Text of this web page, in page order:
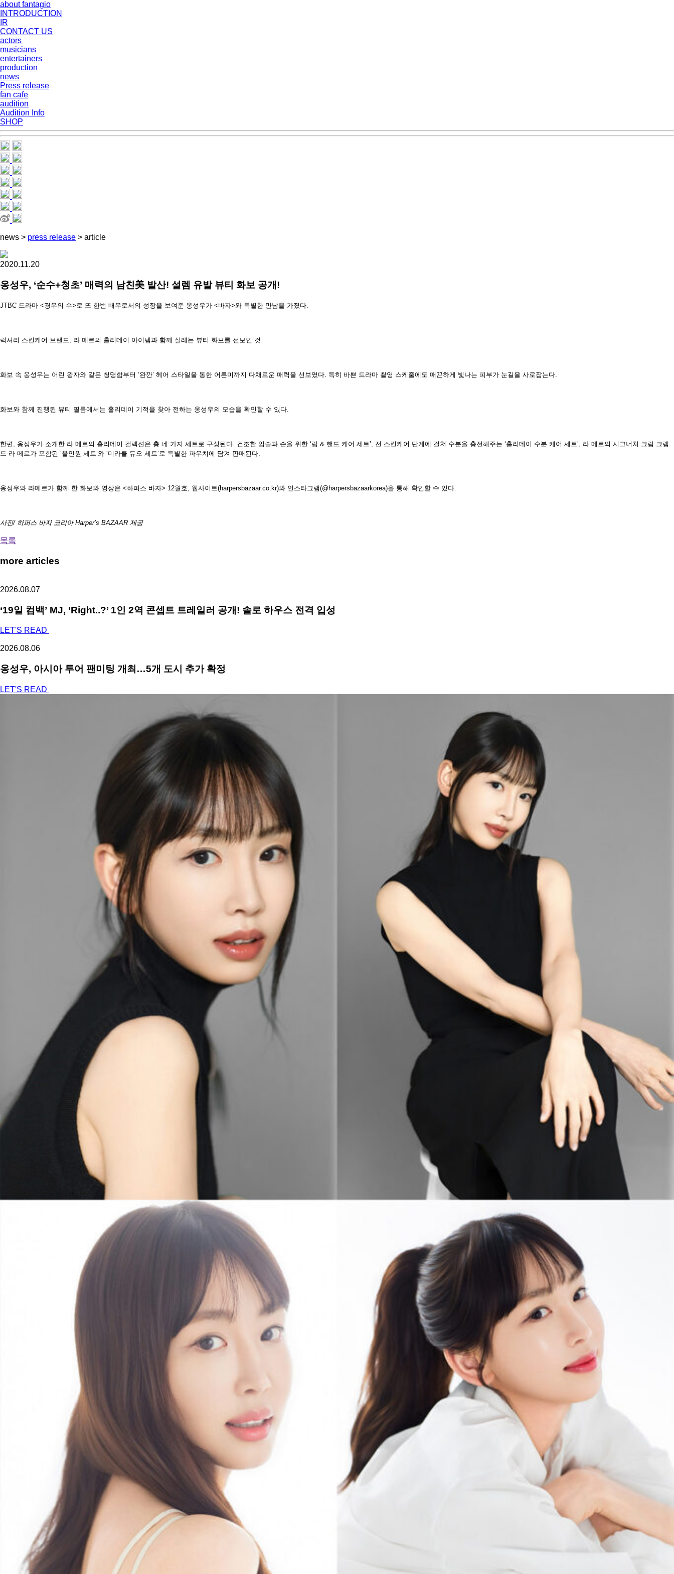
about fantagio
INTRODUCTION
IR
CONTACT US
actors
musicians
entertainers
production
news
Press release
fan cafe
audition
Audition Info
SHOP
news > press release > article
2020.11.20
옹성우, ‘순수+청초’ 매력의 남친美 발산! 설렘 유발 뷰티 화보 공개!
JTBC 드라마 <경우의 수>로 또 한번 배우로서의 성장을 보여준 옹성우가 <바자>와 특별한 만남을 가졌다.
럭셔리 스킨케어 브랜드, 라 메르의 홀리데이 아이템과 함께 설레는 뷰티 화보를 선보인 것.
화보 속 옹성우는 어린 왕자와 같은 청명함부터 ‘완깐’ 헤어 스타일을 통한 어른미까지 다채로운 매력을 선보였다. 특히 바쁜 드라마 촬영 스케줄에도 매끈하게 빛나는 피부가 눈길을 사로잡는다.
화보와 함께 진행된 뷰티 필름에서는 홀리데이 기적을 찾아 전하는 옹성우의 모습을 확인할 수 있다.
한편, 옹성우가 소개한 라 메르의 홀리데이 컬렉션은 총 네 가지 세트로 구성된다. 건조한 입술과 손을 위한 ‘립 & 핸드 케어 세트’, 전 스킨케어 단계에 걸쳐 수분을 충전해주는 ‘홀리데이 수분 케어 세트’, 라 메르의 시그너처 크림 크렘
드 라 메르가 포함된 ‘올인원 세트’와 ‘미라클 듀오 세트’로 특별한 파우치에 담겨 판매된다.
옹성우와 라메르가 함께 한 화보와 영상은 <하퍼스 바자> 12월호, 웹사이트(harpersbazaar.co.kr)와 인스타그램(@harpersbazaarkorea)을 통해 확인할 수 있다.
사진/ 하퍼스 바자 코리아 Harper’s BAZAAR 제공
목록
more articles
2026.08.07
‘19일 컴백’ MJ, ‘Right..?’ 1인 2역 콘셉트 트레일러 공개! 솔로 하우스 전격 입성
LET'S READ
2026.08.06
옹성우, 아시아 투어 팬미팅 개최…5개 도시 추가 확정
LET'S READ